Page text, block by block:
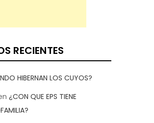
RECIENTES
HIBERNAN LOS CUYOS?
¿CON QUE EPS TIENE